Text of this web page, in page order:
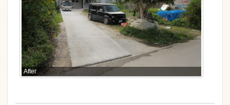
After